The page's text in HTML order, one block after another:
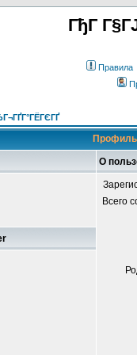
ГђГ
Правила
Профиль
О
Всего